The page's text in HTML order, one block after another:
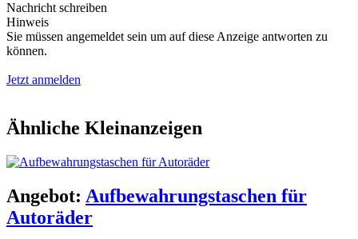
Nachricht schreiben
Hinweis
Sie müssen angemeldet sein um auf diese Anzeige antworten zu
können.
Jetzt anmelden
Ähnliche Kleinanzeigen
Angebot: Aufbewahrungstaschen für
Autoräder